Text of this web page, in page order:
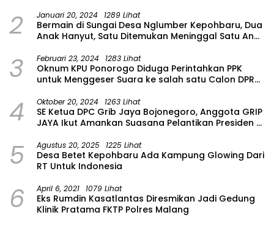
2 Januari 20, 2024 1289 Lihat
Bermain di Sungai Desa Nglumber Kepohbaru, Dua
Anak Hanyut, Satu Ditemukan Meninggal Satu Anak
3 Februari 23, 2024 1283 Lihat
Oknum KPU Ponorogo Diduga Perintahkan PPK
untuk Menggeser Suara ke salah satu Calon DPRD
4 Oktober 20, 2024 1263 Lihat
SE Ketua DPC Grib Jaya Bojonegoro, Anggota GRIP
JAYA Ikut Amankan Suasana Pelantikan Presiden di
5 Agustus 20, 2025 1225 Lihat
Desa Betet Kepohbaru Ada Kampung Glowing Dari
RT Untuk Indonesia
6 April 6, 2021 1079 Lihat
Eks Rumdin Kasatlantas Diresmikan Jadi Gedung
Klinik Pratama FKTP Polres Malang